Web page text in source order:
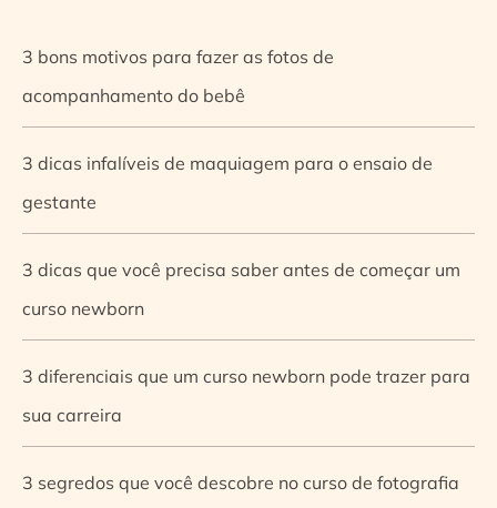
3 bons motivos para fazer as fotos de
acompanhamento do bebê
3 dicas infalíveis de maquiagem para o ensaio de
gestante
3 dicas que você precisa saber antes de começar um
curso newborn
3 diferenciais que um curso newborn pode trazer para
sua carreira
3 segredos que você descobre no curso de fotografia